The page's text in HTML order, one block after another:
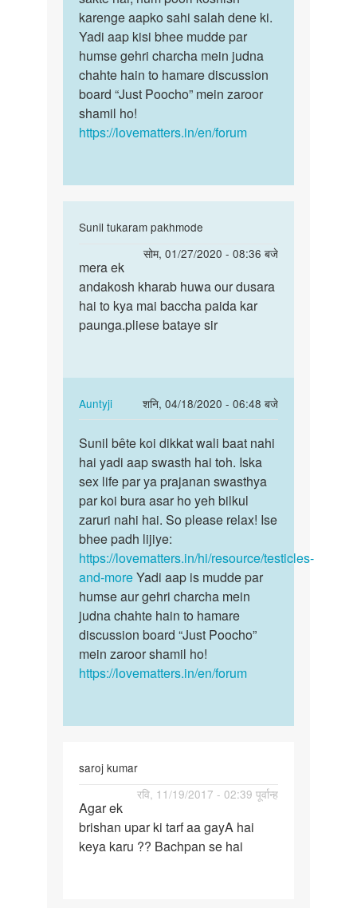
by
अज्ञात
karenge aapko sahi salah dene ki.
Yadi aap kisi bhee mudde par
humse gehri charcha mein judna
chahte hain to hamare discussion
board “Just Poocho” mein zaroor
shamil ho!
https://lovematters.in/en/forum
Sunil tukaram pakhmode
सोम, 01/27/2020 - 08:36 बजे
मेरा
एक
अंडकोष
क्या…
by
ajim
mera
ek
andakosh
kharab
mera ek
andakosh kharab huwa our dusara
hai to kya mai baccha paida kar
paunga.pliese bataye sir
Auntyji
शनि, 04/18/2020 - 06:48 बजे
In
reply
to
mera
ek
andakosh
kharab
huwa…
by
Sunil
tukaram
pakhmode
Sunil
bête
koi
dikkat
wali…
Sunil bête koi dikkat wali baat nahi
hai yadi aap swasth hai toh. Iska
sex life par ya prajanan swasthya
par koi bura asar ho yeh bilkul
zaruri nahi hai. So please relax! Ise
bhee padh lijiye:
https://lovematters.in/hi/resource/testicles-
and-moreYadi aap is mudde par
humse aur gehri charcha mein
judna chahte hain to hamare
discussion board “Just Poocho”
mein zaroor shamil ho!
https://lovematters.in/en/forum
saroj kumar
रवि, 11/19/2017 - 02:39 पूर्वान्ह
Agar
ek
brishan
Agar ek
brishan upar ki tarf aa gayA hai
keya karu ?? Bachpan se hai